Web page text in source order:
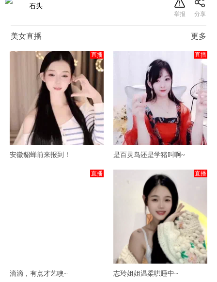
石头
美女直播 更多
直播
安徽貂蝉前来报到！
直播
是百灵鸟还是学猪叫啊~
直播
滴滴，有点才艺噢~
直播
志玲姐姐温柔哄睡中~